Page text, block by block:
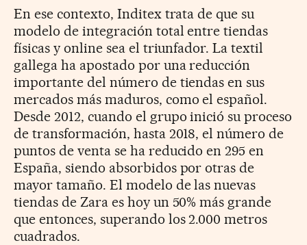
En ese contexto, Inditex trata de que su
modelo de integración total entre tiendas
físicas y online sea el triunfador. La textil
gallega ha apostado por una reducción
importante del número de tiendas en sus
mercados más maduros, como el español.
Desde 2012, cuando el grupo inició su proceso
de transformación, hasta 2018, el número de
puntos de venta se ha reducido en 295 en
España, siendo absorbidos por otras de
mayor tamaño. El modelo de las nuevas
tiendas de Zara es hoy un 50% más grande
que entonces, superando los 2.000 metros
cuadrados.